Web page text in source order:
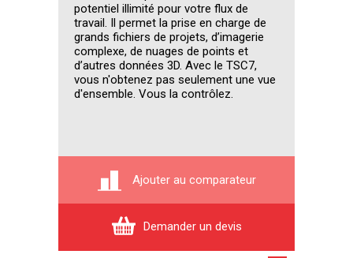
potentiel illimité pour votre flux de
travail. Il permet la prise en charge de
grands fichiers de projets, d’imagerie
complexe, de nuages de points et
d’autres données 3D. Avec le TSC7,
vous n'obtenez pas seulement une vue
d'ensemble. Vous la contrôlez.
Ajouter au comparateur
Demander un devis